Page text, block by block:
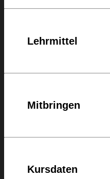
Lehrmittel
Mitbringen
Kursdaten